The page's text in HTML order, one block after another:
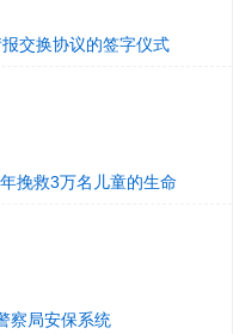
交换协议的签字仪式
挽救3万名儿童的生命
察局安保系统